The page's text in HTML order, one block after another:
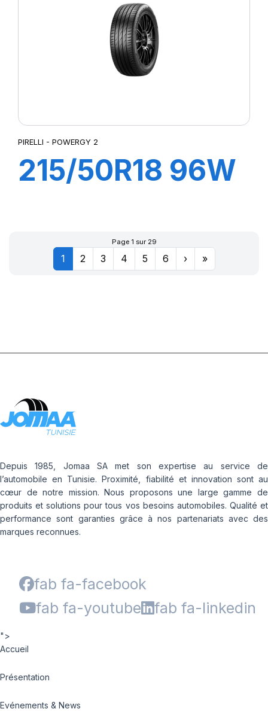
PIRELLI - POWERGY 2
215/50R18 96W
Page 1 sur 29
1 2 3 4 5 6 › »
Depuis 1985, Jomaa SA met son expertise au service de
l’automobile en Tunisie. Proximité, fiabilité et innovation sont au
cœur de notre mission. Nous proposons une large gamme de
produits et solutions pour tous vos besoins automobiles. Qualité et
performance sont garanties grâce à nos partenariats avec des
marques reconnues.
fab fa-facebook
fab fa-youtube
fab fa-linkedin
">
Accueil
Présentation
Evénements & News